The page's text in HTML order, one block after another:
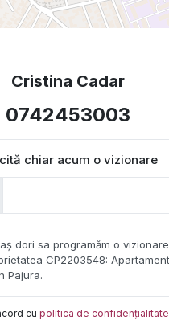
Cristina Cadar
0742453003
chiar acum o vizionare
cu politica de confidențialitate